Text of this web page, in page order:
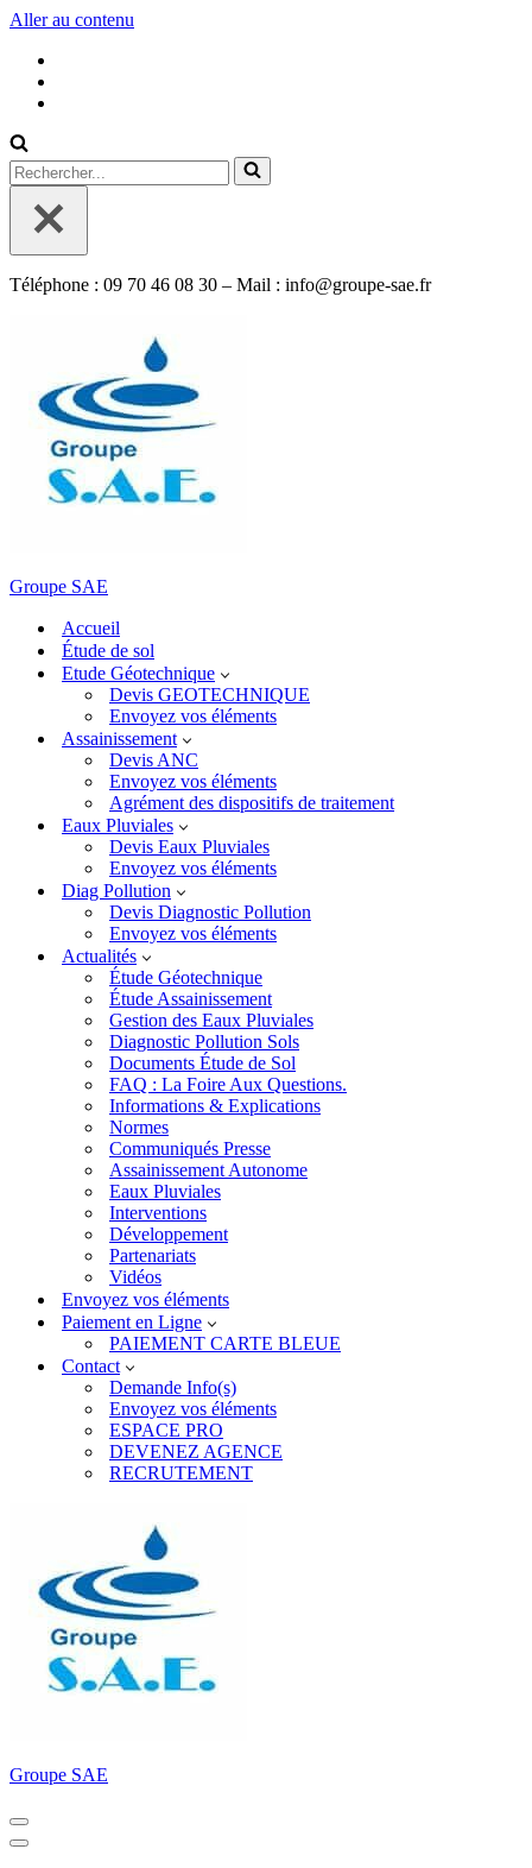
Aller au contenu
Rechercher...
Téléphone : 09 70 46 08 30 – Mail : info@groupe-sae.fr
Groupe SAE
Accueil
Étude de sol
Etude Géotechnique
Devis GEOTECHNIQUE
Envoyez vos éléments
Assainissement
Devis ANC
Envoyez vos éléments
Agrément des dispositifs de traitement
Eaux Pluviales
Devis Eaux Pluviales
Envoyez vos éléments
Diag Pollution
Devis Diagnostic Pollution
Envoyez vos éléments
Actualités
Étude Géotechnique
Étude Assainissement
Gestion des Eaux Pluviales
Diagnostic Pollution Sols
Documents Étude de Sol
FAQ : La Foire Aux Questions.
Informations & Explications
Normes
Communiqués Presse
Assainissement Autonome
Eaux Pluviales
Interventions
Développement
Partenariats
Vidéos
Envoyez vos éléments
Paiement en Ligne
PAIEMENT CARTE BLEUE
Contact
Demande Info(s)
Envoyez vos éléments
ESPACE PRO
DEVENEZ AGENCE
RECRUTEMENT
Groupe SAE
Menu
de
Menu